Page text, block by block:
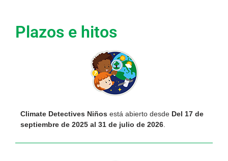
Plazos e hitos
Climate Detectives Niños está abierto desde Del 17 de
septiembre de 2025 al 31 de julio de 2026.